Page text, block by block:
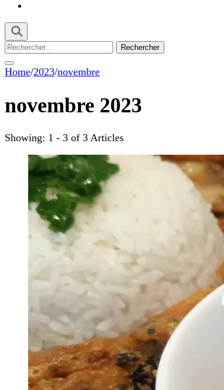
Rechercher :
Home/2023/novembre
novembre 2023
Showing: 1 - 3 of 3 Articles